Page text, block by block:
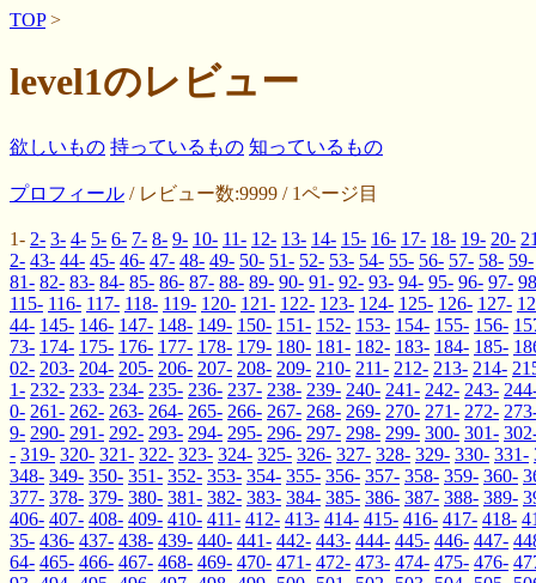
TOP>
level1のレビュー
欲しいもの 持っているもの 知っているもの
プロフィール / レビュー数:9999 / 1ページ目
1- 2- 3- 4- 5- 6- 7- 8- 9- 10- 11- 12- 13- 14- 15- 16- 17- 18- 19- 20-
2- 43- 44- 45- 46- 47- 48- 49- 50- 51- 52- 53- 54- 55- 56- 57- 58- 59-
81- 82- 83- 84- 85- 86- 87- 88- 89- 90- 91- 92- 93- 94- 95- 96- 97-
115- 116- 117- 118- 119- 120- 121- 122- 123- 124- 125- 126- 127-
44- 145- 146- 147- 148- 149- 150- 151- 152- 153- 154- 155- 156-
73- 174- 175- 176- 177- 178- 179- 180- 181- 182- 183- 184- 185-
02- 203- 204- 205- 206- 207- 208- 209- 210- 211- 212- 213- 214-
1- 232- 233- 234- 235- 236- 237- 238- 239- 240- 241- 242- 243-
0- 261- 262- 263- 264- 265- 266- 267- 268- 269- 270- 271- 272-
9- 290- 291- 292- 293- 294- 295- 296- 297- 298- 299- 300- 301-
- 319- 320- 321- 322- 323- 324- 325- 326- 327- 328- 329- 330- 331-
348- 349- 350- 351- 352- 353- 354- 355- 356- 357- 358- 359- 360-
377- 378- 379- 380- 381- 382- 383- 384- 385- 386- 387- 388- 389-
406- 407- 408- 409- 410- 411- 412- 413- 414- 415- 416- 417- 418-
35- 436- 437- 438- 439- 440- 441- 442- 443- 444- 445- 446- 447-
64- 465- 466- 467- 468- 469- 470- 471- 472- 473- 474- 475- 476-